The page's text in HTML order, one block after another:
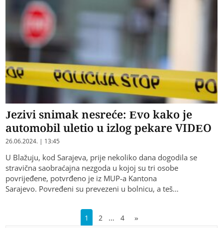
Jezivi snimak nesreće: Evo kako je
automobil uletio u izlog pekare VIDEO
26.06.2024. | 13:45
U Blažuju, kod Sarajeva, prije nekoliko dana dogodila se
stravična saobraćajna nezgoda u kojoj su tri osobe
povrijeđene, potvrđeno je iz MUP-a Kantona
Sarajevo. Povređeni su prevezeni u bolnicu, a teš…
1 2 … 4 »